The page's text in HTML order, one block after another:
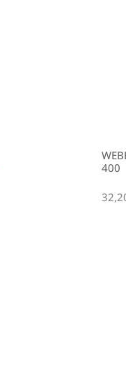
400